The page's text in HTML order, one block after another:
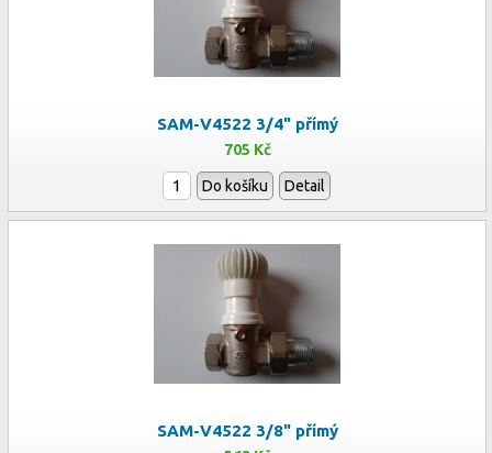
SAM-V4522 3/4" přímý
705 Kč
Do košíku Detail
SAM-V4522 3/8" přímý